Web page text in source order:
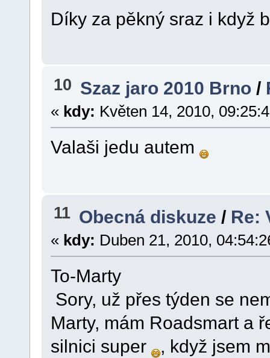
Díky za pěkný sraz i když
10 Szaz jaro 2010 Brno /
« kdy: Květen 14, 2010,
Valaši jedu autem
11 Obecná diskuze / Re:
« kdy: Duben 21, 2010,
To-Marty
Sory, už přes týden se
Marty, mám Roadsmart a
silnici super
, když jsem